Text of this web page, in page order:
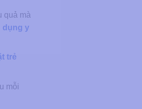
quả mà
dụng y
trẻ
mỗi